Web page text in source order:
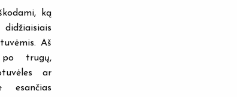
ką
Aš
po trugų,
ar
esančias